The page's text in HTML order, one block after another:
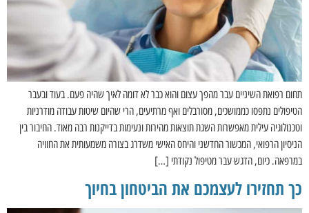
תחום רפואת השיניים עבר מהפך עצום והוא כבר לא דומה לאיך שהיה פעם. בעוד ובעבר
הטיפולים נתפסו כממושכים, מסורבלים ואף מרתיעים, הרי שהיום שיטות עבודה מודרניות
וטכנולוגיה עילית מאפשרות השגת תוצאות מהירות ונעימות בדייקנות רבה מאוד. החיבור בין
הניסיון הרפואי, המכשור החדשני והיחס האישי משדרג בצורה משמעותית את החוויה
במרפאה. כיום, הדגש עבר מטיפול נקודתי […]
כך תחזירו לעצמכם את הביטחון בחיוך